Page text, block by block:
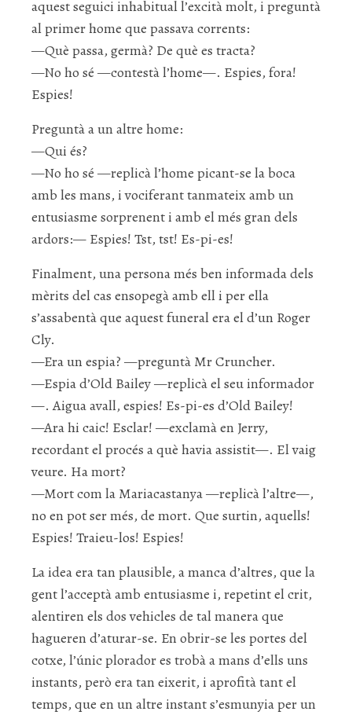
aquest seguici inhabitual l’excità molt, i preguntà
al primer home que passava corrents:
—Què passa, germà? De què es tracta?
—No ho sé —contestà l’home—. Espies, fora!
Espies!
Preguntà a un altre home:
—Qui és?
—No ho sé —replicà l’home picant-se la boca
amb les mans, i vociferant tanmateix amb un
entusiasme sorprenent i amb el més gran dels
ardors:— Espies! Tst, tst! Es-pi-es!
Finalment, una persona més ben informada dels
mèrits del cas ensopegà amb ell i per ella
s’assabentà que aquest funeral era el d’un Roger
Cly.
—Era un espia? —preguntà Mr Cruncher.
—Espia d’Old Bailey —replicà el seu informador
—. Aigua avall, espies! Es-pi-es d’Old Bailey!
—Ara hi caic! Esclar! —exclamà en Jerry,
recordant el procés a què havia assistit—. El vaig
veure. Ha mort?
—Mort com la Mariacastanya —replicà l’altre—,
no en pot ser més, de mort. Que surtin, aquells!
Espies! Traieu-los! Espies!
La idea era tan plausible, a manca d’altres, que la
gent l’acceptà amb entusiasme i, repetint el crit,
alentiren els dos vehicles de tal manera que
hagueren d’aturar-se. En obrir-se les portes del
cotxe, l’únic plorador es trobà a mans d’ells uns
instants, però era tan eixerit, i aprofità tant el
temps, que en un altre instant s’esmunyia per un